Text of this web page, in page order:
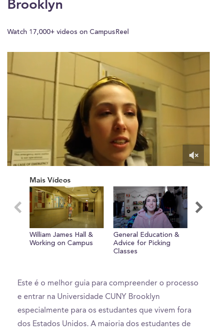
Brooklyn
Watch 17,000+ videos on CampusReel
minute,
seconds
Mais Vídeos
William James Hall &
Working on Campus
General Education &
Advice for Picking
Classes
Este é o melhor guia para compreender o processo
e entrar na Universidade CUNY Brooklyn
especialmente para os estudantes que vivem fora
dos Estados Unidos. A maioria dos estudantes de